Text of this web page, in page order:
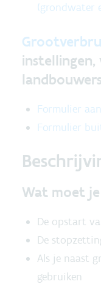
(grondwater
instellingen,
Formulier
Formulier
Wat moet
De opstart
De
Als je naast
gebruiken